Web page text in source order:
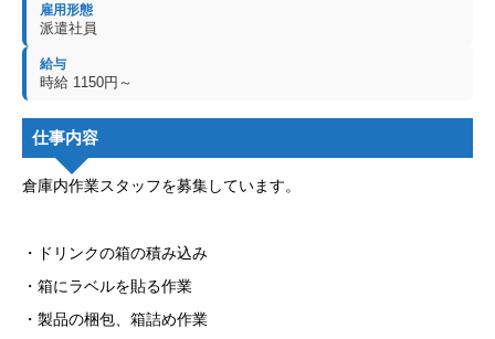
雇用形態
派遣社員
給与
時給 1150円～
仕事内容
倉庫内作業スタッフを募集しています。
・ドリンクの箱の積み込み
・箱にラベルを貼る作業
・製品の梱包、箱詰め作業